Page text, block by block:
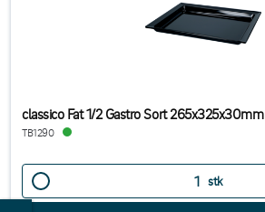
classico Fat 1/2 Gastro Sort 265x325x30mm
TB1290
stk